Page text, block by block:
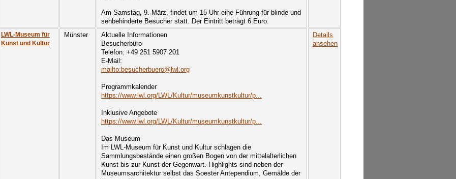
Am Samstag, 9. März, findet um 15 Uhr eine Führung für blinde und
sehbehinderte Besucher statt. Der Eintritt beträgt 6 Euro.
LWL-Museum für
Kunst und Kultur
Münster
Aktuelle Informationen
Besucherbüro
Telefon: +49 251 5907 201
E-Mail:
mailto:besucherbuero@lwl.org
Programmkalender
https://www.lwl.org/LWL/Kultur/museumkunstkultur/p...
Inklusive Angebote
https://www.lwl.org/LWL/Kultur/museumkunstkultur/p...
Das Museum
Im LWL-Museum für Kunst und Kultur schlagen die
Sammlungsbestände einen großen Bogen von der mittelalterlichen
Kunst bis zur Kunst der Gegenwart. Highlights sind neben der
Museumsarchitektur selbst das Soester Antependium, Gemälde der
Details
ansehen